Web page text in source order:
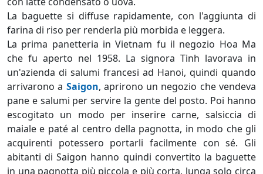
La baguette si diffuse rapidamente, con l'aggiunta di
farina di riso per renderla più morbida e leggera.
La prima panetteria in Vietnam fu il negozio Hoa Ma
che fu aperto nel 1958. La signora Tinh lavorava in
un'azienda di salumi francesi ad Hanoi, quindi quando
arrivarono a Saigon, aprirono un negozio che vendeva
pane e salumi per servire la gente del posto. Poi hanno
escogitato un modo per inserire carne, salsiccia di
maiale e paté al centro della pagnotta, in modo che gli
acquirenti potessero portarli facilmente con sé. Gli
abitanti di Saigon hanno quindi convertito la baguette
in una pagnotta più piccola e più corta, lunga solo circa